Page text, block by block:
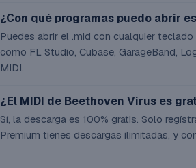
¿Con qué programas puedo abrir
Puedes abrir el .mid con cualquier
como FL Studio, Cubase, GarageBand,
MIDI.
¿El MIDI de Beethoven Virus es
Sí, la descarga es 100% gratis. Solo
Premium tienes descargas ilimitadas, y